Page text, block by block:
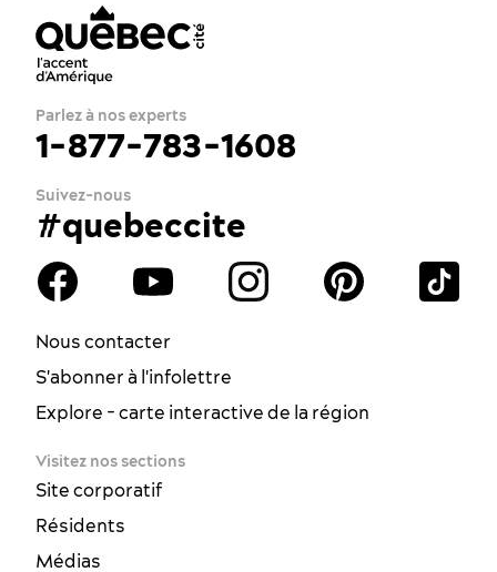
Parlez à nos experts
1-877-783-1608
Suivez-nous
#quebeccite
Nous contacter
S'abonner à l'infolettre
Explore - carte interactive de la région
Visitez nos sections
Site corporatif
Résidents
Médias